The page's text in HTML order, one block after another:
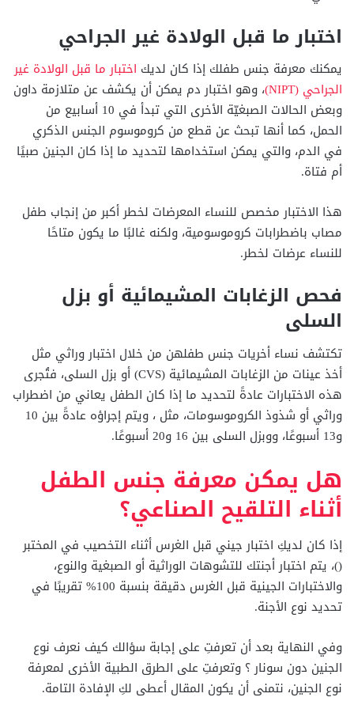
اختبار ما قبل الولادة غير الجراحي
يمكنك معرفة جنس طفلك إذا كان لديك اختبار ما قبل الولادة غير
الجراحي (NIPT)
، وهو اختبار دم يمكن أن يكشف عن متلازمة داون
وبعض الحالات الصبغيّة الأخرى التي تبدأ في 10 أسابيع من
الحمل، كما أنها تبحث عن قطع من كروموسوم الجنس الذكري
في الدم، والتي يمكن استخدامها لتحديد ما إذا كان الجنين صبيًا
أم فتاة.
هذا الاختبار مخصص للنساء المعرضات لخطر أكبر من إنجاب طفل
مصاب باضطرابات كروموسومية، ولكنه غالبًا ما يكون متاحًا
للنساء عرضات لخطر.
فحص الزغابات المشيمائية أو بزل
السلى
تكتشف نساء أخريات جنس طفلهن من خلال اختبار وراثي مثل
أخذ عينات من الزغابات المشيمائية (CVS) أو بزل السلى، فتُجرى
هذه الاختبارات عادةً لتحديد ما إذا كان الطفل يعاني من اضطراب
وراثي أو شذوذ الكروموسومات، مثل ، ويتم إجراؤه عادةً بين 10
و13 أسبوعًا، ووبزل السلى بين 16 و20 أسبوعًا.
هل يمكن معرفة جنس الطفل
أثناء التلقيح الصناعي؟
إذا كان لديكِ اختبار جيني قبل الغرس أثناء التخصيب في المختبر
()، يتم اختبار أجنتك للتشوهات الوراثية أو الصبغية والنوع،
والاختبارات الجينية قبل الغرس دقيقة بنسبة 100% تقريبًا في
تحديد نوع الأجنة.
وفي النهاية بعد أن تعرفتِ على إجابة سؤالك كيف نعرف نوع
الجنين دون سونار ؟ وتعرفتِ على الطرق الطبية الأخرى لمعرفة
نوع الجنين، نتمنى أن يكون المقال أعطى لكِ الإفادة التامة.